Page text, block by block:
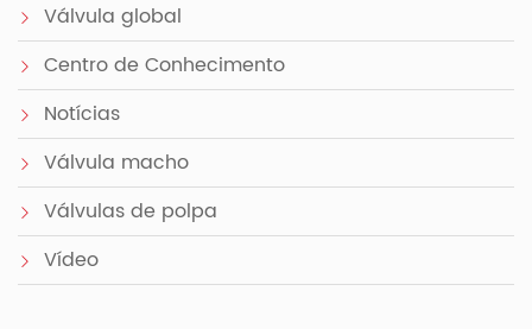
Válvula global
Centro de Conhecimento
Notícias
Válvula macho
Válvulas de polpa
Vídeo